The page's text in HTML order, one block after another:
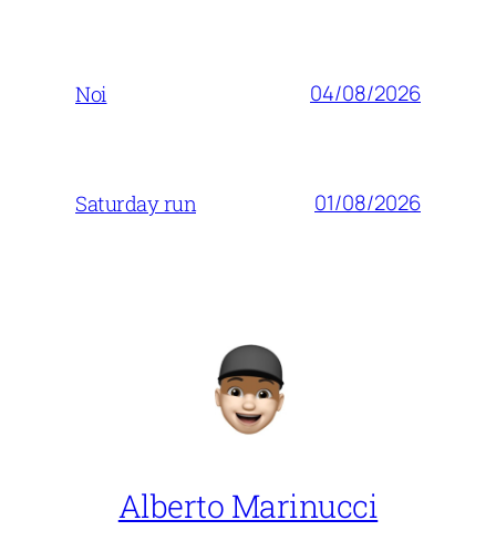
Noi 04/08/2026
Saturday run 01/08/2026
Alberto Marinucci